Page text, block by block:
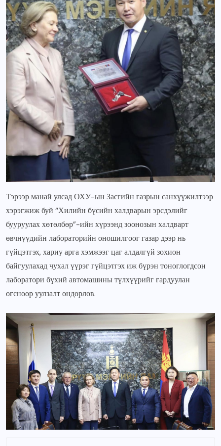
Тэрээр манай улсад ОХУ-ын Засгийн газрын санхүүжилтээр
хэрэгжиж буй “Хилийн бүсийн халдварын эрсдэлийг
бууруулах хөтөлбөр”-ийн хүрээнд зоонозын халдварт
өвчнүүдийн лабораторийн оношилгоог газар дээр нь
гүйцэтгэх, хариу арга хэмжээг цаг алдалгүй зохион
байгуулахад чухал үүрэг гүйцэтгэх иж бүрэн тоноглогдсон
лаборатори бүхий автомашины түлхүүрийг гардуулан
өгснөөр уулзалт өндөрлөв.